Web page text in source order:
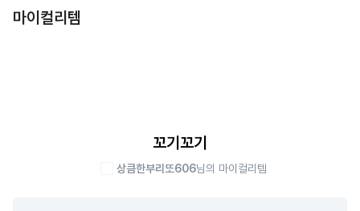
마이컬리템
꼬기꼬기
상큼한부리또606님의 마이컬리템